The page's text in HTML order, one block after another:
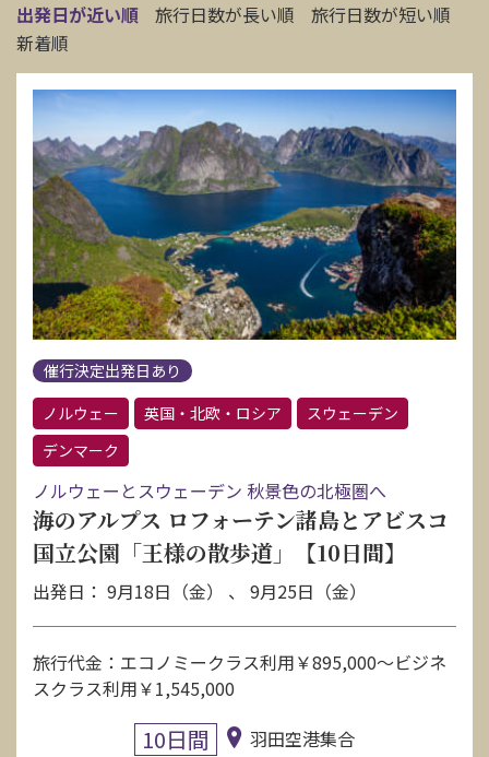
出発日が近い順
旅行日数が長い順
旅行日数が短い順
新着順
催行決定出発日あり
ノルウェー
英国・北欧・ロシア
スウェーデン
デンマーク
ノルウェーとスウェーデン 秋景色の北極圏へ
海のアルプス ロフォーテン諸島とアビスコ
国立公園「王様の散歩道」【10日間】
出発日： 9月18日（金） 、 9月25日（金）
旅行代金：エコノミークラス利用￥895,000〜ビジネ
スクラス利用￥1,545,000
10日間 羽田空港集合